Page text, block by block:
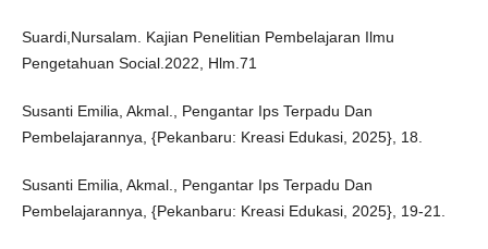
Suardi,Nursalam. Kajian Penelitian Pembelajaran Ilmu
Pengetahuan Social.2022, Hlm.71
Susanti Emilia, Akmal., Pengantar Ips Terpadu Dan
Pembelajarannya, {Pekanbaru: Kreasi Edukasi, 2025}, 18.
Susanti Emilia, Akmal., Pengantar Ips Terpadu Dan
Pembelajarannya, {Pekanbaru: Kreasi Edukasi, 2025}, 19-21.